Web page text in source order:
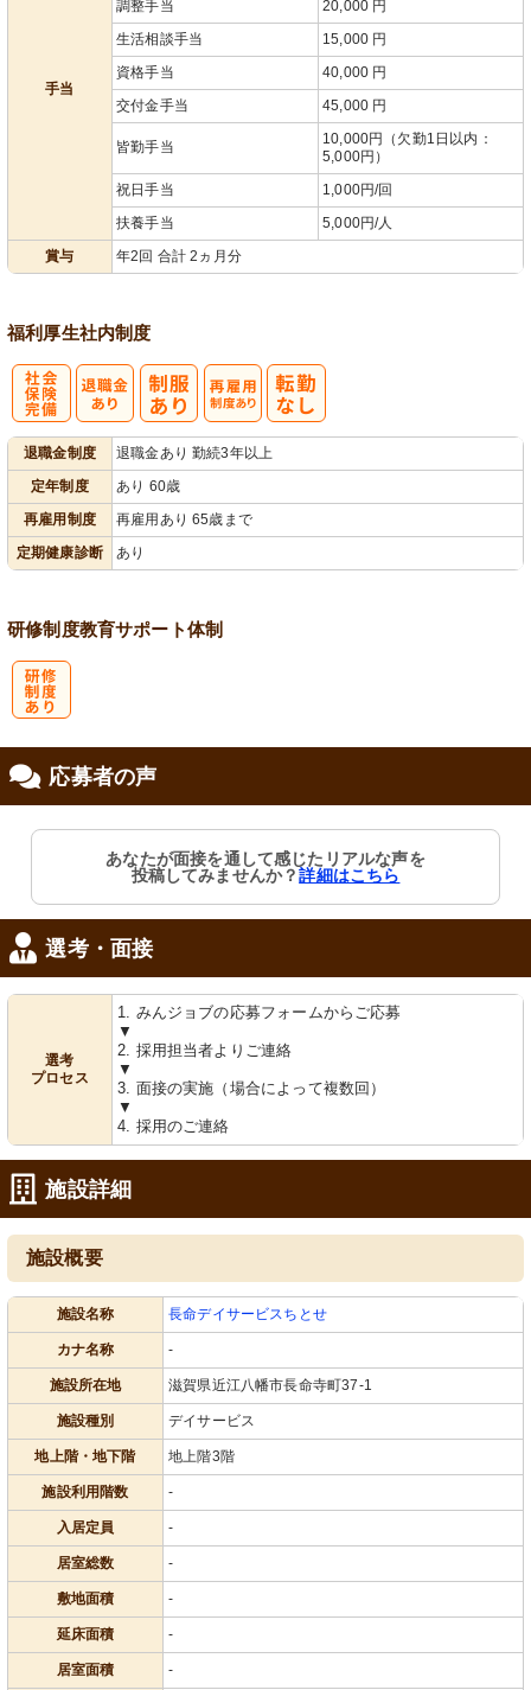
手当
調整手当
20,000 円
生活相談手当
15,000 円
資格手当
40,000 円
交付金手当
45,000 円
皆勤手当
10,000円（欠勤1日以内：
5,000円）
祝日手当
1,000円/回
扶養手当
5,000円/人
賞与
年2回 合計 2ヵ月分
福利厚生社内制度
退職金制度
退職金あり 勤続3年以上
定年制度
あり 60歳
再雇用制度
再雇用あり 65歳まで
定期健康診断
あり
研修制度教育サポート体制
応募者の声
あなたが面接を通して感じたリアルな声を
投稿してみませんか？詳細はこちら
選考・面接
選考
プロセス
1. みんジョブの応募フォームからご応募
▼
2. 採用担当者よりご連絡
▼
3. 面接の実施（場合によって複数回）
▼
4. 採用のご連絡
施設詳細
施設概要
施設名称 長命デイサービスちとせ
カナ名称 -
施設所在地 滋賀県近江八幡市長命寺町37-1
施設種別 デイサービス
地上階・地下階 地上階3階
施設利用階数 -
入居定員 -
居室総数 -
敷地面積 -
延床面積 -
居室面積 -